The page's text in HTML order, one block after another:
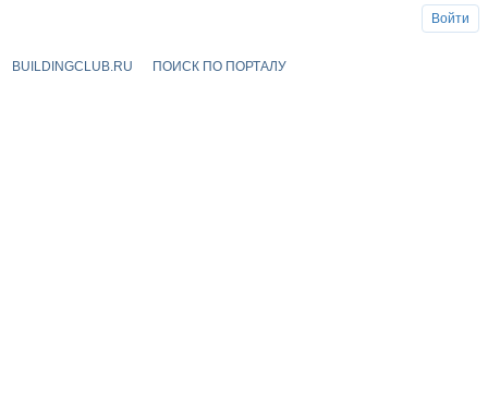
BUILDINGCLUB.RU ПОИСК ПО ПОРТАЛУ
Войти